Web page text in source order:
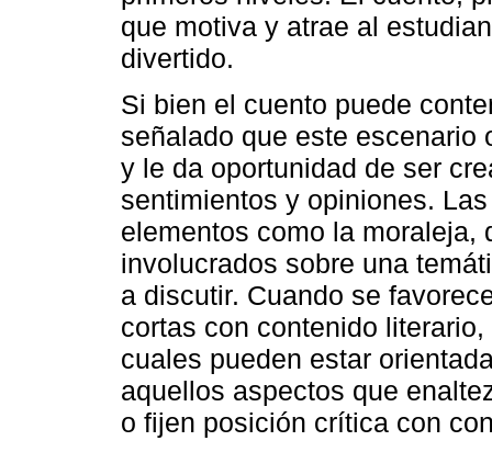
que motiva y atrae al
divertido.
Si bien el cuento puede
señalado que este escenario
y le da oportunidad de ser
sentimientos y opiniones.
elementos como la moraleja,
involucrados sobre una
a discutir. Cuando se
cortas con contenido
cuales pueden estar
aquellos aspectos que
o fijen posición crítica con